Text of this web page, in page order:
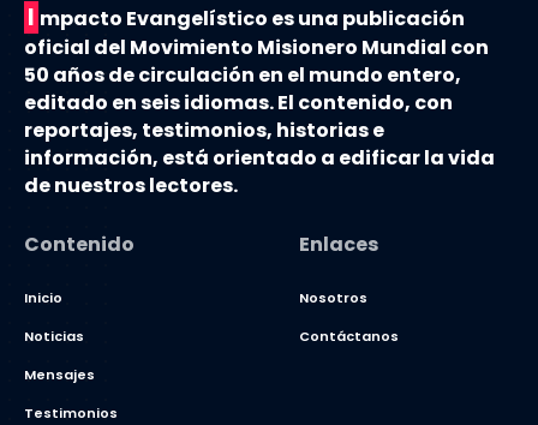
I mpacto Evangelístico es una publicación
oficial del Movimiento Misionero Mundial con
50 años de circulación en el mundo entero,
editado en seis idiomas. El contenido, con
reportajes, testimonios, historias e
información, está orientado a edificar la vida
de nuestros lectores.
Contenido
Inicio
Noticias
Mensajes
Testimonios
Enlaces
Nosotros
Contáctanos